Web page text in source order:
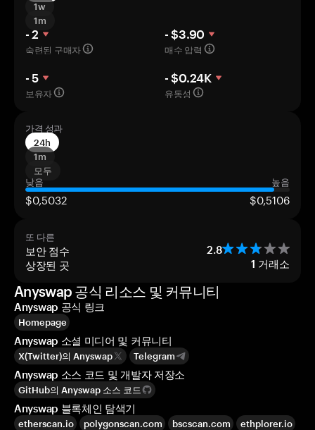
1w
1m
- 2
숙련된 구매자
- $3.90
매수 압력
- 5
보유자
- $0.24K
유동성
가격 성과
24h
1m
모두
낮음
높음
$0,5032 $0,5106
또 다른
보안 점수 2.8
상장된 곳 1 거래소
Anyswap 공식 리소스 및 커뮤니티
Anyswap 공식 링크
Homepage
Anyswap 소셜 미디어 및 커뮤니티
X(Twitter)의 Anyswap Telegram
Anyswap 소스 코드 및 개발자 저장소
GitHub의 Anyswap 소스 코드
Anyswap 블록체인 탐색기
etherscan.io polygonscan.com bscscan.com
ethplorer.io